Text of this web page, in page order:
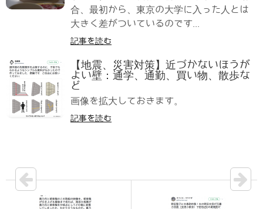
合、最初から、東京の大学に入った人とは
大きく差がついているのです...
記事を読む
【地震、災害対策】近づかないほうが
よい壁：通学、通勤、買い物、散歩な
ど
画像を拡大しておきます。
記事を読む